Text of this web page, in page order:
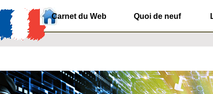
Carnet du Web Quoi de neuf